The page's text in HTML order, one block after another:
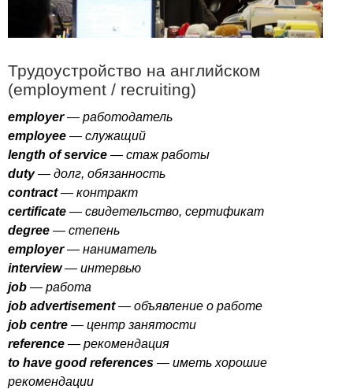
Трудоустройство на английском
(employment / recruiting)
employer— работодатель
employee — служащий
length of service — стаж работы
duty— долг, обязанность
contract— контракт
certificate — свидетельство, сертификат
degree — степень
employer— наниматель
interview— интервью
job — работа
job advertisement— объявление о работе
job centre — центр занятости
reference — рекомендация
to have good references — иметь хорошие
рекомендации